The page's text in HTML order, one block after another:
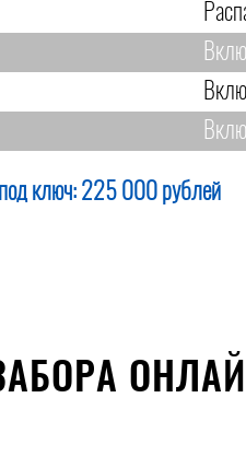
ключ: 225 000 рублей